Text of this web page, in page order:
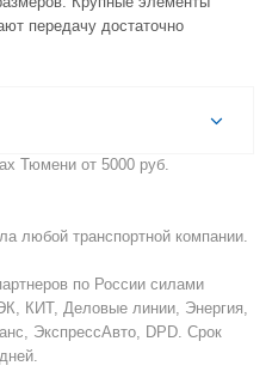
передачу достаточно
Тюмени от 5000 руб.
любой транспортной компании.
по России силами
КИТ, Деловые линии, Энергия,
ЭкспрессАвто, DPD. Срок